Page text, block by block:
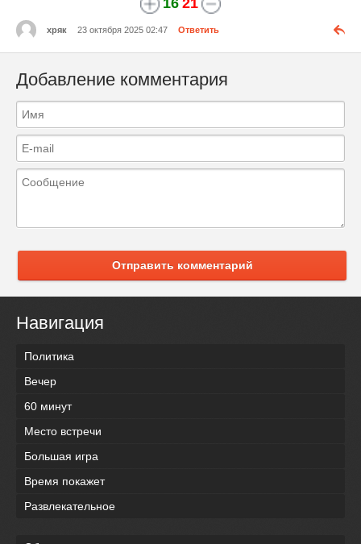
хряк 23 октября 2025 02:47 Ответить
Добавление комментария
Отправить комментарий
Навигация
Политика
Вечер
60 минут
Место встречи
Большая игра
Время покажет
Развлекательное